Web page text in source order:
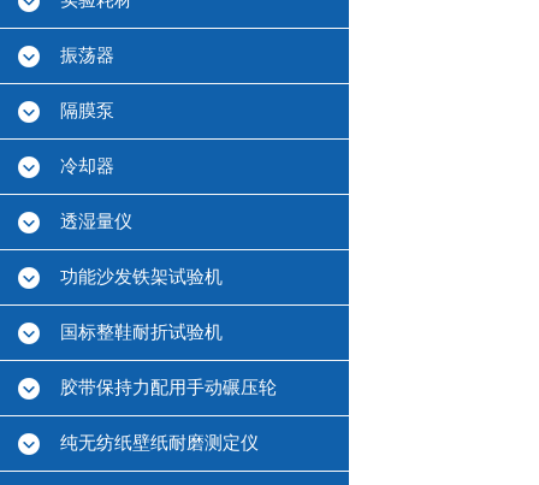
振荡器
隔膜泵
冷却器
透湿量仪
功能沙发铁架试验机
国标整鞋耐折试验机
胶带保持力配用手动碾压轮
纯无纺纸壁纸耐磨测定仪